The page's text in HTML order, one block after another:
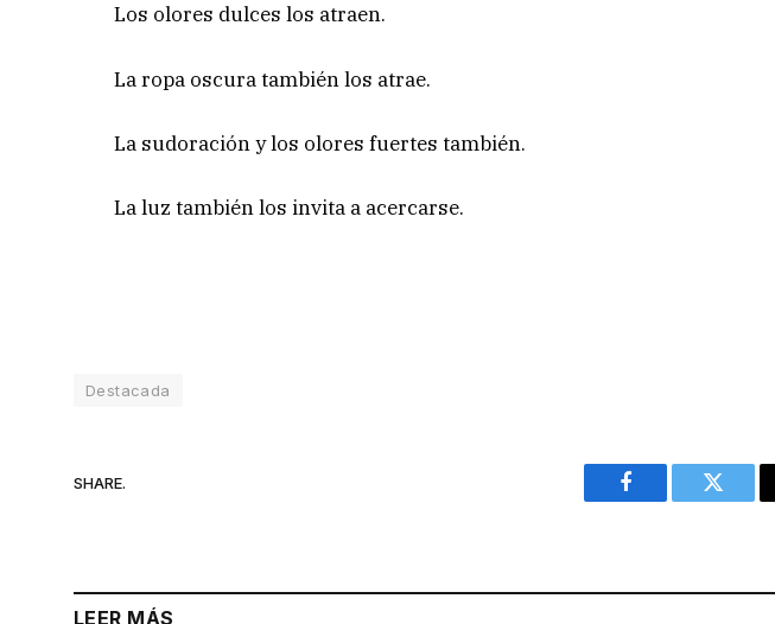
Los olores dulces los atraen.
La ropa oscura también los atrae.
La sudoración y los olores fuertes también.
La luz también los invita a acercarse.
Destacada
SHARE.
Facebook Twitter
LEER MÁS